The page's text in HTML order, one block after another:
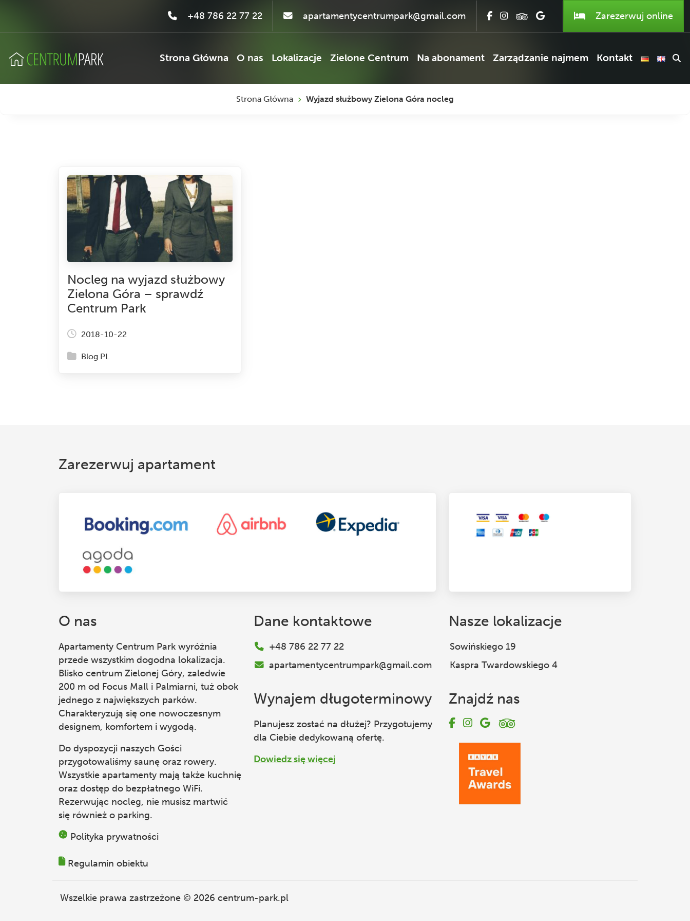
+48 786 22 77 22 apartamentycentrumpark@gmail.com Zarezerwuj online
Strona Główna O nas Lokalizacje Zielone Centrum Na abonament Zarządzanie najmem Kontakt
Strona Główna Wyjazd służbowy Zielona Góra nocleg
Nocleg na wyjazd służbowy
Zielona Góra – sprawdź
Centrum Park
2018-10-22
Blog PL
Zarezerwuj apartament
O nas
Apartamenty Centrum Park wyróżnia
przede wszystkim dogodna lokalizacja.
Blisko centrum Zielonej Góry, zaledwie
200 m od Focus Mall i Palmiarni, tuż obok
jednego z największych parków.
Charakteryzują się one nowoczesnym
designem, komfortem i wygodą.
Do dyspozycji naszych Gości
przygotowaliśmy saunę oraz rowery.
Wszystkie apartamenty mają także kuchnię
oraz dostęp do bezpłatnego WiFi.
Rezerwując nocleg, nie musisz martwić
się również o parking.
Polityka prywatności
Regulamin obiektu
Dane kontaktowe
+48 786 22 77 22
apartamentycentrumpark@gmail.com
Wynajem długoterminowy
Planujesz zostać na dłużej? Przygotujemy
dla Ciebie dedykowaną ofertę.
Dowiedz się więcej
Nasze lokalizacje
Sowińskiego 19
Kaspra Twardowskiego 4
Znajdź nas
Wszelkie prawa zastrzeżone © 2026 centrum-park.pl